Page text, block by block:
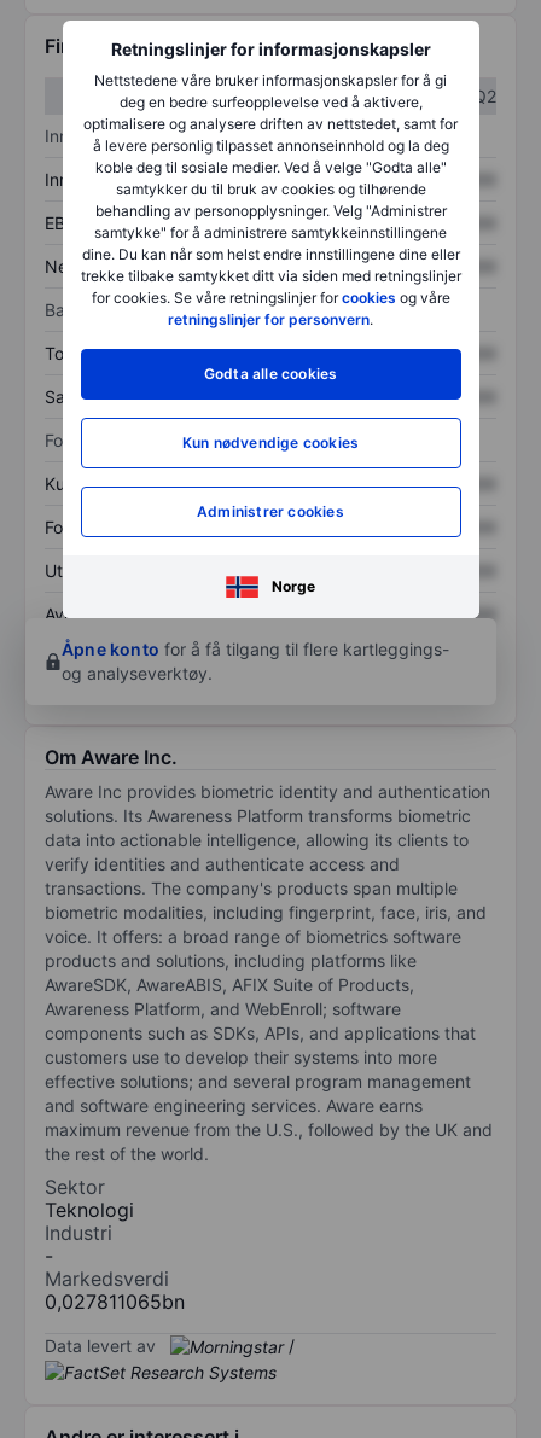
Retningslinjer for informasjonskapsler
Nettstedene våre bruker informasjonskapsler for å gi
deg en bedre surfeopplevelse ved å aktivere,
optimalisere og analysere driften av nettstedet, samt for
å levere personlig tilpasset annonseinnhold og la deg
koble deg til sosiale medier. Ved å velge "Godta alle"
samtykker du til bruk av cookies og tilhørende
behandling av personopplysninger. Velg "Administrer
samtykke" for å administrere samtykkeinnstillingene
dine. Du kan når som helst endre innstillingene dine eller
trekke tilbake samtykket ditt via siden med retningslinjer
for cookies. Se våre retningslinjer forcookies og våre
retningslinjer for personvern.
Godta alle cookies
Kun nødvendige cookies
Administrer cookies
Norge
Finansiell informasjon
Q1
Q2
Inntektsoversikt
Inntekter XXXXXXX XXXXXXX
EBITDA XXXXXXX XXXXXXX
Nettoinntekt XXXXXXX XXXXXXX
Balanse
Totale eiendeler XXXXXXX XXXXXXX
Samlet gjeld XXXXXXX XXXXXXX
Forholdstall
Kurs/salg XXXXXXX XXXXXXX
Fortjeneste per aksje
Utbytte per aksje
Avkastning på
egenkapital
XXXXXXX
XXXXXXX
Åpne konto for å få tilgang til flere kartleggings-
og analyseverktøy.
Om Aware Inc.
Aware Inc provides biometric identity and authentication
solutions. Its Awareness Platform transforms biometric
data into actionable intelligence, allowing its clients to
verify identities and authenticate access and
transactions. The company's products span multiple
biometric modalities, including fingerprint, face, iris, and
voice. It offers: a broad range of biometrics software
products and solutions, including platforms like
AwareSDK, AwareABIS, AFIX Suite of Products,
Awareness Platform, and WebEnroll; software
components such as SDKs, APIs, and applications that
customers use to develop their systems into more
effective solutions; and several program management
and software engineering services. Aware earns
maximum revenue from the U.S., followed by the UK and
the rest of the world.
Sektor
Teknologi
Industri
-
Markedsverdi
0,027811065bn
Data levert av /